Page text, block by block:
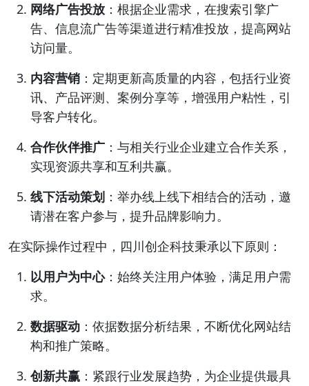
网络广告投放 ：根据企业需求，在搜索引擎广
告、信息流广告等渠道进行精准投放，提高网站
访问量。
内容营销 ：定期更新高质量的内容，包括行业资
讯、产品评测、案例分享等，增强用户粘性，引
导客户转化。
合作伙伴推广 ：与相关行业企业建立合作关系，
实现资源共享和互利共赢。
线下活动策划 ：举办线上线下相结合的活动，邀
请潜在客户参与，提升品牌影响力。
在实际操作过程中，四川创企科技秉承以下原则：
以用户为中心：始终关注用户体验，满足用户需
求。
数据驱动 ：依据数据分析结果，不断优化网站结
构和推广策略。
创新共赢 ：紧跟行业发展趋势，为企业提供最具